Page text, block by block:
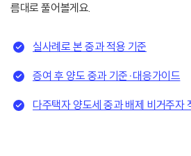
름대로 풀어볼게요.
실사례로 본 중과 적용 기준
증여 후 양도 중과 기준·대응가이드
다주택자 양도세 중과 배제 비거주자